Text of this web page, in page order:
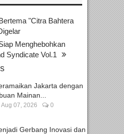
"Citra Bahtera
Menghebohkan
Syndicate Vol.1
Jakarta dengan
Mainan...
Aug 07, 2026 0
Gerbang Inovasi dan